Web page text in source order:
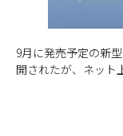
9月に発売予定の新
開されたが、ネット